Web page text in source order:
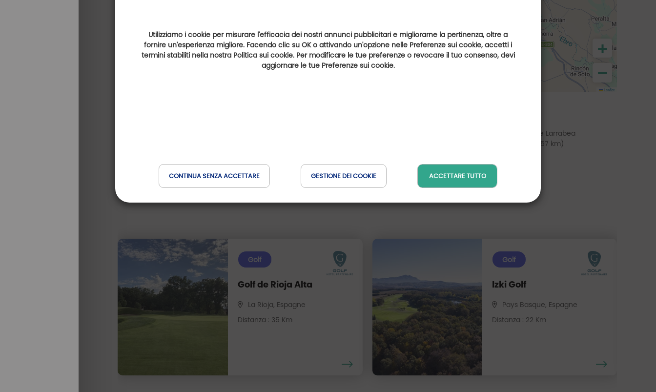
Utilizziamo i cookie per misurare l'efficacia dei nostri annunci pubblicitari e migliorarne la pertinenza, oltre a
fornire un'esperienza migliore. Facendo clic su OK o attivando un'opzione nelle Preferenze sui cookie, accetti i
termini stabiliti nella nostra Politica sui cookie. Per modificare le tue preferenze o revocare il tuo consenso, devi
aggiornare le tue Preferenze sui cookie.
CONTINUA SENZA ACCETTARE GESTIONE DEI COOKIE ACCETTARE TUTTO
+
−
Leaflet
Golf de Larrabea
(a 57 km)
Golf
Golf de Rioja Alta
La Rioja, Espagne
Distanza : 35 Km
Golf
Izki Golf
Pays Basque, Espagne
Distanza : 22 Km